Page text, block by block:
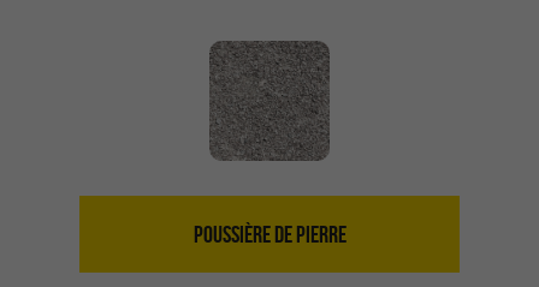
POUSSIÈRE DE PIERRE